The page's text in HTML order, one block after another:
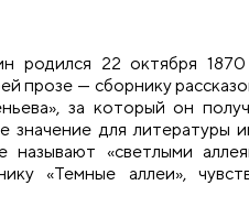
родился 22 октября
прозе — сборнику
за который он
для литературы
называют «светлыми
«Темные аллеи»,